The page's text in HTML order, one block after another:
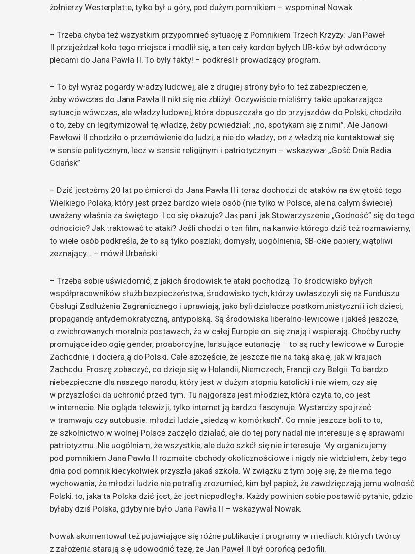
żołnierzy Westerplatte, tylko był u góry, pod dużym pomnikiem – wspominał Nowak.
– Trzeba chyba też wszystkim przypomnieć sytuację z Pomnikiem Trzech Krzyży: Jan Paweł
II przejeżdżał koło tego miejsca i modlił się, a ten cały kordon byłych UB-ków był odwrócony
plecami do Jana Pawła II. To były fakty! – podkreślił prowadzący program.
– To był wyraz pogardy władzy ludowej, ale z drugiej strony było to też zabezpieczenie,
żeby wówczas do Jana Pawła II nikt się nie zbliżył. Oczywiście mieliśmy takie upokarzające
sytuacje wówczas, ale władzy ludowej, która dopuszczała go do przyjazdów do Polski, chodziło
o to, żeby on legitymizował tę władzę, żeby powiedział: „no, spotykam się z nimi”. Ale Janowi
Pawłowi II chodziło o przemówienie do ludzi, a nie do władzy; on z władzą nie kontaktował się
w sensie politycznym, lecz w sensie religijnym i patriotycznym – wskazywał „Gość Dnia Radia
Gdańsk”
– Dziś jesteśmy 20 lat po śmierci do Jana Pawła II i teraz dochodzi do ataków na świętość tego
Wielkiego Polaka, który jest przez bardzo wiele osób (nie tylko w Polsce, ale na całym świecie)
uważany właśnie za świętego. I co się okazuje? Jak pan i jak Stowarzyszenie „Godność” się do tego
odnosicie? Jak traktować te ataki? Jeśli chodzi o ten film, na kanwie którego dziś też rozmawiamy,
to wiele osób podkreśla, że to są tylko poszlaki, domysły, uogólnienia, SB-ckie papiery, wątpliwi
zeznający… – mówił Urbański.
– Trzeba sobie uświadomić, z jakich środowisk te ataki pochodzą. To środowisko byłych
współpracowników służb bezpieczeństwa, środowisko tych, którzy uwłaszczyli się na Funduszu
Obsługi Zadłużenia Zagranicznego i uprawiają, jako byli działacze postkomunistyczni i ich dzieci,
propagandę antydemokratyczną, antypolską. Są środowiska liberalno-lewicowe i jakieś jeszcze,
o zwichrowanych moralnie postawach, że w całej Europie oni się znają i wspierają. Choćby ruchy
promujące ideologię gender, proaborcyjne, lansujące eutanazję – to są ruchy lewicowe w Europie
Zachodniej i docierają do Polski. Całe szczęście, że jeszcze nie na taką skalę, jak w krajach
Zachodu. Proszę zobaczyć, co dzieje się w Holandii, Niemczech, Francji czy Belgii. To bardzo
niebezpieczne dla naszego narodu, który jest w dużym stopniu katolicki i nie wiem, czy się
w przyszłości da uchronić przed tym. Tu najgorsza jest młodzież, która czyta to, co jest
w internecie. Nie ogląda telewizji, tylko internet ją bardzo fascynuje. Wystarczy spojrzeć
w tramwaju czy autobusie: młodzi ludzie „siedzą w komórkach”. Co mnie jeszcze boli to to,
że szkolnictwo w wolnej Polsce zaczęło działać, ale do tej pory nadal nie interesuje się sprawami
patriotyzmu. Nie uogólniam, że wszystkie, ale dużo szkół się nie interesuje. My organizujemy
pod pomnikiem Jana Pawła II rozmaite obchody okolicznościowe i nigdy nie widziałem, żeby tego
dnia pod pomnik kiedykolwiek przyszła jakaś szkoła. W związku z tym boję się, że nie ma tego
wychowania, że młodzi ludzie nie potrafią zrozumieć, kim był papież, że zawdzięczają jemu wolność
Polski, to, jaka ta Polska dziś jest, że jest niepodległa. Każdy powinien sobie postawić pytanie, gdzie
byłaby dziś Polska, gdyby nie było Jana Pawła II – wskazywał Nowak.
Nowak skomentował też pojawiające się różne publikacje i programy w mediach, których twórcy
z założenia starają się udowodnić tezę, że Jan Paweł II był obrońcą pedofili.